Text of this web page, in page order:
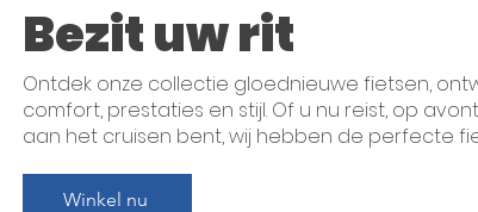
Bezit uw rit
Ontdek onze collectie gloednieuwe fietsen,
comfort, prestaties en stijl. Of u nu reist, op
aan het cruisen bent, wij hebben de perfecte
Winkel nu